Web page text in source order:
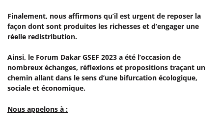
Finalement, nous affirmons qu’il est urgent de reposer la
façon dont sont produites les richesses et d’engager une
réelle redistribution.
Ainsi, le Forum Dakar GSEF 2023 a été l’occasion de
nombreux échanges, réflexions et propositions traçant un
chemin allant dans le sens d’une bifurcation écologique,
sociale et économique.
Nous appelons à :